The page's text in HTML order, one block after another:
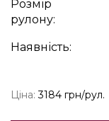
Розмір
рулону:
Наявність:
Ціна: 3184 грн/рул.